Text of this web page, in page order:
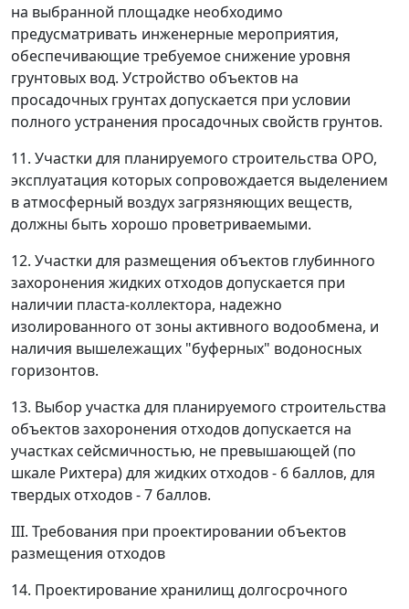
на выбранной площадке необходимо
предусматривать инженерные мероприятия,
обеспечивающие требуемое снижение уровня
грунтовых вод. Устройство объектов на
просадочных грунтах допускается при условии
полного устранения просадочных свойств грунтов.
11. Участки для планируемого строительства ОРО,
эксплуатация которых сопровождается выделением
в атмосферный воздух загрязняющих веществ,
должны быть хорошо проветриваемыми.
12. Участки для размещения объектов глубинного
захоронения жидких отходов допускается при
наличии пласта-коллектора, надежно
изолированного от зоны активного водообмена, и
наличия вышележащих "буферных" водоносных
горизонтов.
13. Выбор участка для планируемого строительства
объектов захоронения отходов допускается на
участках сейсмичностью, не превышающей (по
шкале Рихтера) для жидких отходов - 6 баллов, для
твердых отходов - 7 баллов.
III. Требования при проектировании объектов
размещения отходов
14. Проектирование хранилищ долгосрочного